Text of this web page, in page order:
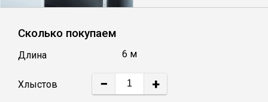
Квадрат
Полоса
Катанка
Сколько покупаем
Длина 6 м
Хлыстов − +